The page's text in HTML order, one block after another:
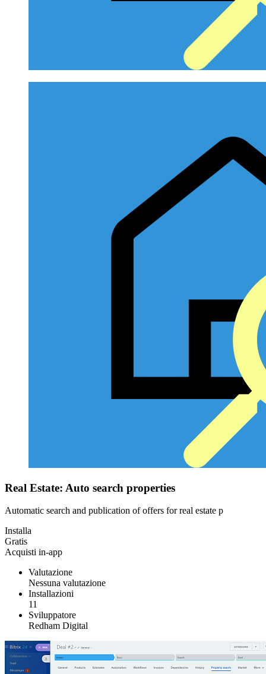
Real Estate: Auto search properties
Automatic search and publication of offers for real estate p
Installa
Gratis
Acquisti in-app
Valutazione
Nessuna valutazione
Installazioni
11
Sviluppatore
Redham Digital